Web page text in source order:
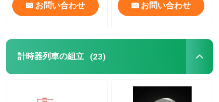
お問い合わせ お問い合わせ
計時器列車の組立 (23)